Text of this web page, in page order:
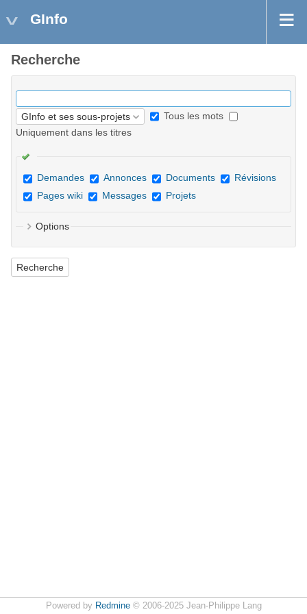
GInfo
Recherche
Tous les mots
Uniquement dans les titres
Demandes Annonces Documents
Révisions
Pages wiki
Messages Projets
Options
Powered by Redmine© 2006-2025 Jean-Philippe Lang